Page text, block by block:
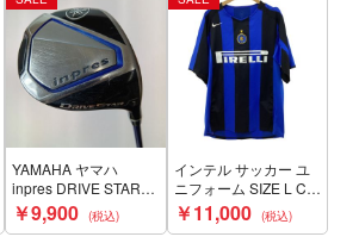
YAMAHA ヤマハ
inpres DRIVE STAR
3FW 15° フェアウェイ
ウッド 43.5インチ
￥9,900
インテル サッカー ユ
ニフォーム SIZE L Cラ
ンク
￥11,000